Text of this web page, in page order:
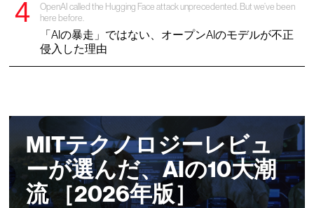
OpenAI called the Hugging Face attack unprecedented. But we’ve been
here before.
「AIの暴走」ではない、オープンAIのモデルが不正
侵入した理由
MITテクノロジーレビュ
ーが選んだ、AIの10大潮
流 ［2026年版］